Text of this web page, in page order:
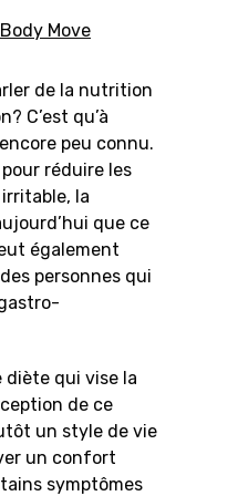
Move
de la nutrition
C’est qu’à
peu connu.
réduire les
la
que ce
également
personnes qui
diète qui vise la
de ce
un style de vie
un confort
symptômes